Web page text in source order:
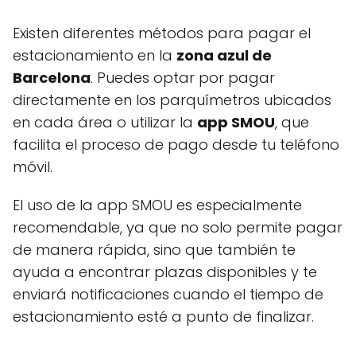
Existen diferentes métodos para pagar el
estacionamiento en la zona azul de
Barcelona. Puedes optar por pagar
directamente en los parquímetros ubicados
en cada área o utilizar la app SMOU, que
facilita el proceso de pago desde tu teléfono
móvil.
El uso de la app SMOU es especialmente
recomendable, ya que no solo permite pagar
de manera rápida, sino que también te
ayuda a encontrar plazas disponibles y te
enviará notificaciones cuando el tiempo de
estacionamiento esté a punto de finalizar.